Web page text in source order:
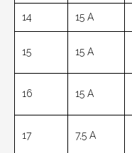
14 15 A
15 15 A
16 15 A
17 7,5 A